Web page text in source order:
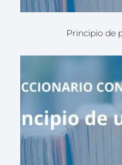
Principio de